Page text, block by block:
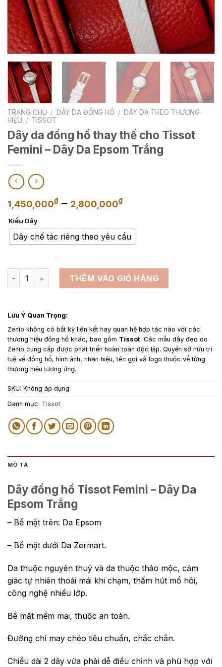
TRANG CHỦ / DÂY DA ĐỒNG HỒ / DÂY DA THEO THƯƠNG
HIỆU / TISSOT
Dây da đồng hồ thay thế cho Tissot
Femini – Dây Da Epsom Trắng
1,450,000₫ – 2,800,000₫Khoảng
từ
1,450,000₫
Kiểu Dây
Dây chế tác riêng theo yêu cầu
Dây da đồng hồ thay thế cho Tissot Femini - Dây Da
THÊM VÀO GIỎ HÀNG
Lưu Ý Quan Trọng:
Zenio không có bất kỳ liên kết hay quan hệ hợp tác nào với các
thương hiệu đồng hồ khác, bao gồm Tissot. Các mẫu dây đeo do
Zenio cung cấp được phát triển hoàn toàn độc lập. Quyền sở hữu trí
tuệ về đồng hồ, hình ảnh, nhãn hiệu, tên gọi và logo thuộc về từng
thương hiệu tương ứng.
SKU: Không áp dụng
Danh mục: Tissot
MÔ TẢ
Dây đồng hồ Tissot Femini – Dây Da
Epsom Trắng
– Bề mặt trên: Da Epsom
– Bề mặt dưới Da Zermart.
Da thuộc nguyên thuỷ và da thuộc thảo mộc, cảm
giác tự nhiên thoải mái khi chạm, thấm hút mồ hôi,
công nghệ nhiều lớp.
Bề mặt mềm mại, thuộc an toàn.
Đường chỉ may chéo tiêu chuẩn, chắc chắn.
Chiều dài 2 dây vừa phải dễ điều chỉnh và phù hợp với